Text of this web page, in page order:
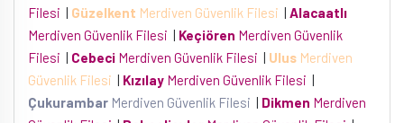
Filesi | Güzelkent Merdiven Güvenlik Filesi | Alacaatlı
Merdiven Güvenlik Filesi | Keçiören Merdiven Güvenlik
Filesi | Cebeci Merdiven Güvenlik Filesi | Ulus Merdiven
Güvenlik Filesi | Kızılay Merdiven Güvenlik Filesi |
Çukurambar Merdiven Güvenlik Filesi | Dikmen Merdiven